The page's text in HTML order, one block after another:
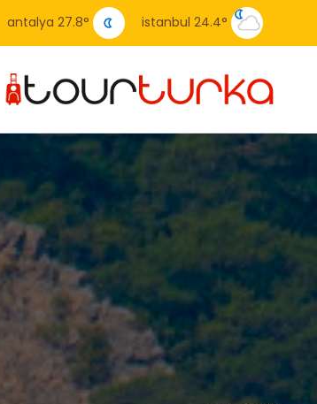
istanbul 24.4°
antalya 27.8°